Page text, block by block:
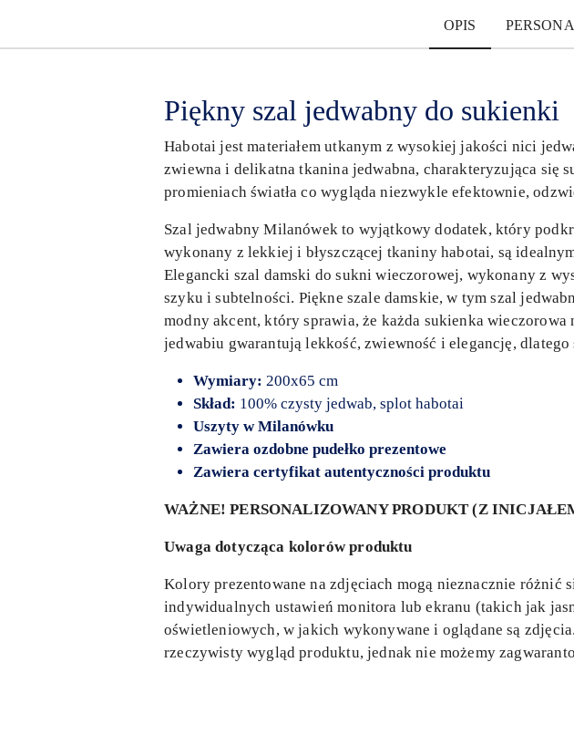
OPIS
Piękny szal jedwabny do sukienki
Habotai jest materiałem utkanym z wysokiej jakości nici
zwiewna i delikatna tkanina jedwabna, charakteryzująca się
promieniach światła co wygląda niezwykle efektownie,
Szal jedwabny Milanówek to wyjątkowy dodatek, który
wykonany z lekkiej i błyszczącej tkaniny habotai, są
Elegancki szal damski do sukni wieczorowej, wykonany z
szyku i subtelności. Piękne szale damskie, w tym szal
modny akcent, który sprawia, że każda sukienka
jedwabiu gwarantują lekkość, zwiewność i elegancję,
Wymiary: 200x65 cm
Skład: 100% czysty jedwab, splot habotai
Uszyty w Milanówku
Zawiera ozdobne pudełko prezentowe
Zawiera certyfikat autentyczności produktu
WAŻNE! PERSONALIZOWANY PRODUKT (Z
Uwaga dotycząca kolorów produktu
Kolory prezentowane na zdjęciach mogą nieznacznie
indywidualnych ustawień monitora lub ekranu (takich jak
oświetleniowych, w jakich wykonywane i oglądane są
rzeczywisty wygląd produktu, jednak nie możemy